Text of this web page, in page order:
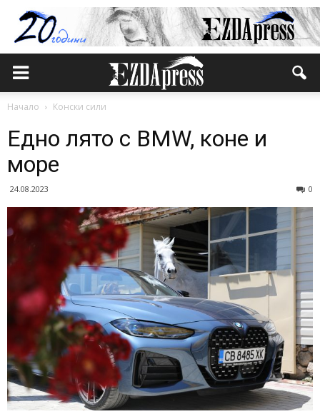
Начало Конски сили
Едно лято с BMW, коне и
море
24.08.2023 0